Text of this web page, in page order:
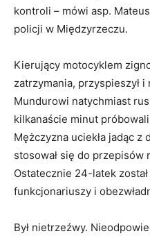
kontroli – mówi asp.
policji w Międzyrzeczu.
Kierujący motocyklem
zatrzymania, przyspieszył i
Mundurowi natychmiast
kilkanaście minut
Mężczyzna uciekła jadąc z
stosował się do przepisów
Ostatecznie 24-latek
funkcjonariuszy i
Był nietrzeźwy.